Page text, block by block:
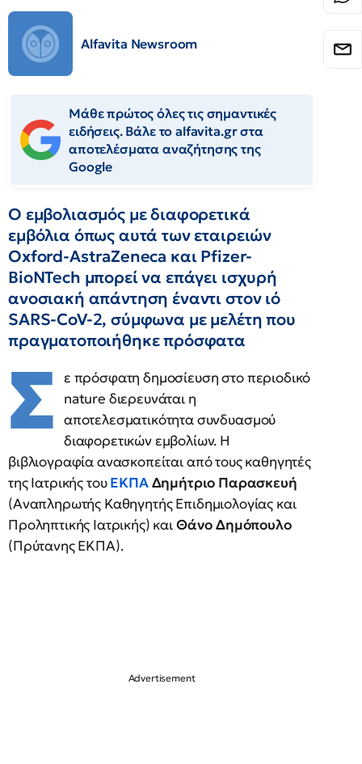
Alfavita Newsroom
Μάθε πρώτος όλες τις σημαντικές
ειδήσεις. Βάλε το alfavita.gr στα
αποτελέσματα αναζήτησης της
Google
Ο εμβολιασμός με διαφορετικά
εμβόλια όπως αυτά των εταιρειών
Oxford-AstraZeneca και Pfizer-
BioNTech μπορεί να επάγει ισχυρή
ανοσιακή απάντηση έναντι στον ιό
SARS-CoV-2, σύμφωνα με μελέτη που
πραγματοποιήθηκε πρόσφατα
Σ ε πρόσφατη δημοσίευση στο περιοδικό
nature διερευνάται η
αποτελεσματικότητα συνδυασμού
διαφορετικών εμβολίων. H
βιβλιογραφία ανασκοπείται από τους καθηγητές
της Ιατρικής τουΕΚΠΑΔημήτριο Παρασκευή
(Αναπληρωτής Καθηγητής Επιδημιολογίας και
Προληπτικής Ιατρικής) καιΘάνο Δημόπουλο
(Πρύτανης ΕΚΠΑ).